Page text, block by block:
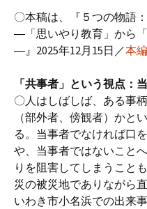
〇本稿は、『５つの物語
―「思いやり教育」から
―』2025年12月15日／本編
「共事者」という視点：
〇人はしばしば、ある事
（部外者、傍観者）かと
る。当事者でなければ口
や、当事者ではないこと
りを阻害してしまうこと
災の被災地でありながら
いわき市小名浜での出来